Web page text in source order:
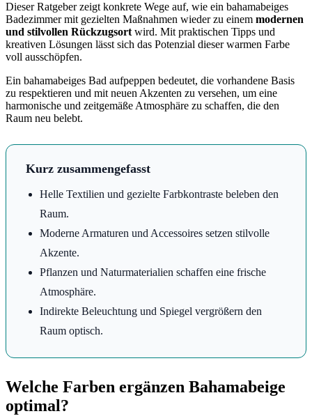
Dieser Ratgeber zeigt konkrete Wege auf, wie ein bahamabeiges
Badezimmer mit gezielten Maßnahmen wieder zu einem modernen
und stilvollen Rückzugsortwird. Mit praktischen Tipps und
kreativen Lösungen lässt sich das Potenzial dieser warmen Farbe
voll ausschöpfen.
Ein bahamabeiges Bad aufpeppen bedeutet, die vorhandene Basis
zu respektieren und mit neuen Akzenten zu versehen, um eine
harmonische und zeitgemäße Atmosphäre zu schaffen, die den
Raum neu belebt.
Kurz zusammengefasst
Helle Textilien und gezielte Farbkontraste beleben den
Raum.
Moderne Armaturen und Accessoires setzen stilvolle
Akzente.
Pflanzen und Naturmaterialien schaffen eine frische
Atmosphäre.
Indirekte Beleuchtung und Spiegel vergrößern den
Raum optisch.
Welche Farben ergänzen Bahamabeige
optimal?